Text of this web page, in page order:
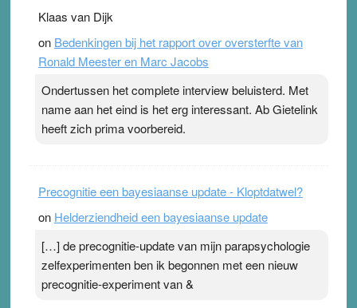
Ionica weer skeptisch …
Klaas van Dijk
on Bedenkingen bij het rapport over oversterfte van
Ronald Meester en Marc Jacobs
Ondertussen het complete interview beluisterd. Met
name aan het eind is het erg interessant. Ab Gietelink
heeft zich prima voorbereid.
Precognitie een bayesiaanse update - Kloptdatwel?
on Helderziendheid een bayesiaanse update
[…] de precognitie-update van mijn parapsychologie
zelfexperimenten ben ik begonnen met een nieuw
precognitie-experiment van &